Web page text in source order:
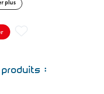
antibactérien,
plus
: